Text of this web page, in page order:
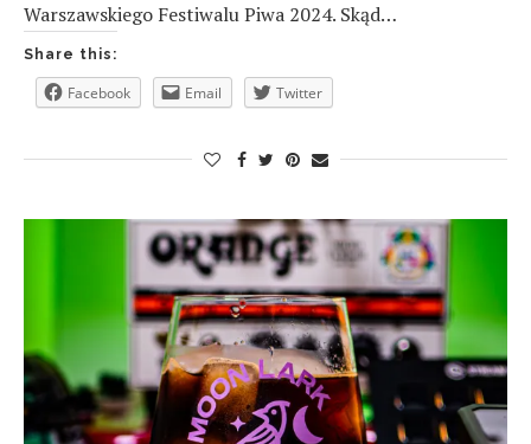
Warszawskiego Festiwalu Piwa 2024. Skąd…
Share this:
Facebook Email Twitter